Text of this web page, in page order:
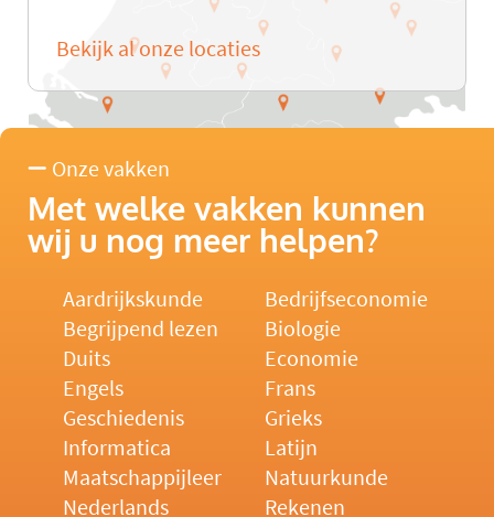
Bekijk al onze locaties
Onze vakken
Met welke vakken kunnen
wij u nog meer helpen?
Aardrijkskunde
Bedrijfseconomie
Begrijpend lezen
Biologie
Duits
Economie
Engels
Frans
Geschiedenis
Grieks
Informatica
Latijn
Maatschappijleer
Natuurkunde
Nederlands
Rekenen